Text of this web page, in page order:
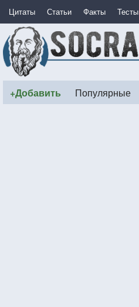
Цитаты Статьи Факты Тесты
+Добавить Популярные